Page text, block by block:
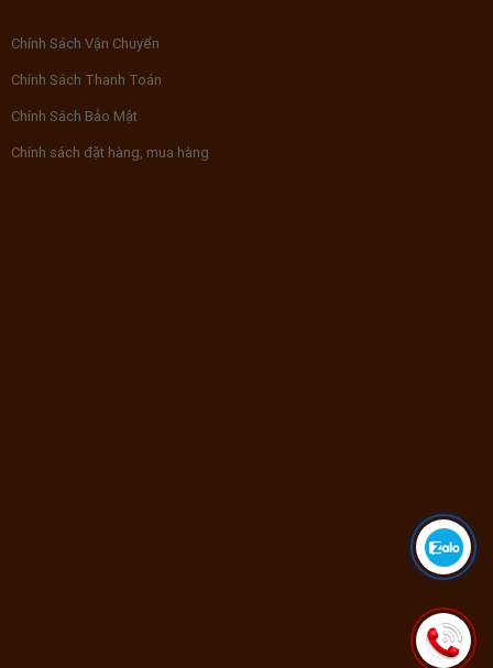
Chính Sách Vận Chuyển
Chính Sách Thanh Toán
Chính Sách Bảo Mật
Chính sách đặt hàng, mua hàng